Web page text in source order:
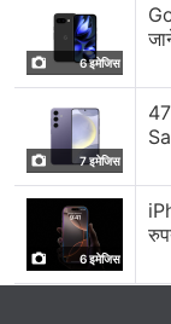
6 इमेजिस
7 इमेजिस
6 इमेजिस